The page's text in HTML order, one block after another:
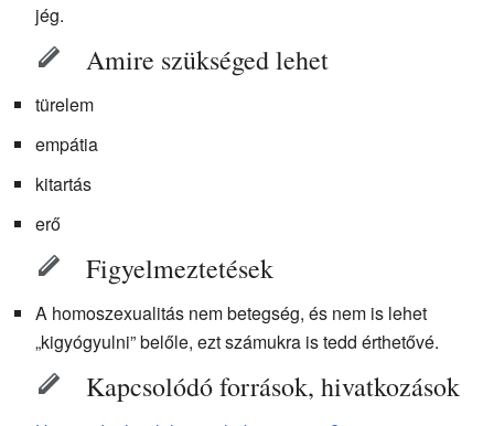
jég.
Amire szükséged lehet
türelem
empátia
kitartás
erő
Figyelmeztetések
A homoszexualitás nem betegség, és nem is lehet
„kigyógyulni” belőle, ezt számukra is tedd érthetővé.
Kapcsolódó források, hivatkozások